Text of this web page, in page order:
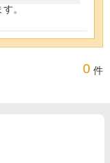
。
0 件